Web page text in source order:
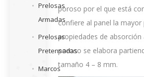
poroso por el que está
confiere al panel la mayor
propiedades de absorción
poroso se elabora
tamaño 4 – 8 mm.
Prelosas
Armadas
Prelosas
Pretensadas
Marcos